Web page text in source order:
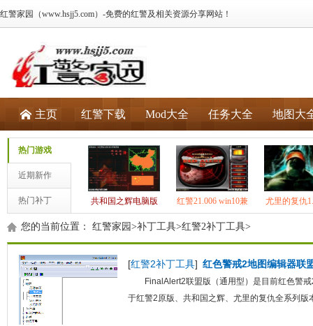
红警家园（www.hsjj5.com）-免费的红警及相关资源分享网站！
主页 红警下载 Mod大全 任务大全 地图大
热门游戏
近期新作
热门补丁
共和国之辉电脑版
（win10兼容）
红警21.006 win10兼
容版
尤里的复仇
您的当前位置： 红警家园 >补丁工具>红警2补丁工具>
[红警2补丁工具] 红色警戒2地图编辑器联
FinalAlert2联盟版（通用型）是目前红色警
于红警2原版、共和国之辉、尤里的复仇全系列版